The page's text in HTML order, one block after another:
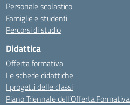
Personale scolastico
Famiglie e studenti
Percorsi di studio
Didattica
Offerta formativa
Le schede didattiche
I progetti delle classi
Piano Triennale dell’Offerta Formativa